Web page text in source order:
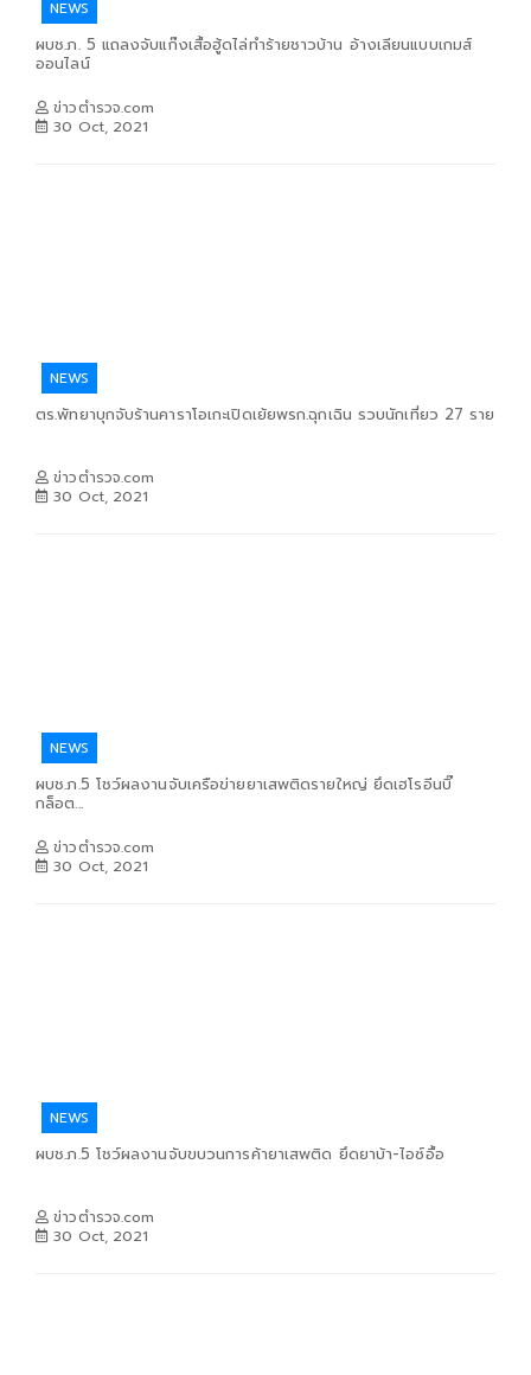
NEWS
ผบช.ภ. 5 แถลงจับแก๊งเสื้อฮู้ดไล่ทำร้ายชาวบ้าน อ้างเลียนแบบเกมส์
ออนไลน์
ข่าวตำรวจ.com
30 Oct, 2021
NEWS
ตร.พัทยาบุกจับร้านคาราโอเกะเปิดเย้ยพรก.ฉุกเฉิน รวบนักเที่ยว 27 ราย
ข่าวตำรวจ.com
30 Oct, 2021
NEWS
ผบช.ภ.5 โชว์ผลงานจับเครือข่ายยาเสพติดรายใหญ่ ยึดเฮโรอีนบิ๊
กล็อต...
ข่าวตำรวจ.com
30 Oct, 2021
NEWS
ผบช.ภ.5 โชว์ผลงานจับขบวนการค้ายาเสพติด ยึดยาบ้า-ไอซ์อื้อ
ข่าวตำรวจ.com
30 Oct, 2021